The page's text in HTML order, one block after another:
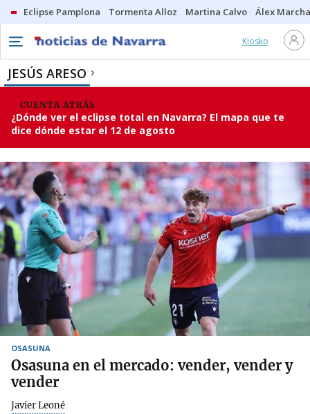
Eclipse Pamplona Tormenta Alloz Martina Calvo Álex
Kiosko
JESÚS ARESO
CUENTA ATRÁS
¿Dónde ver el eclipse total en Navarra? El mapa que te
dice dónde estar el 12 de agosto
OSASUNA
Osasuna en el mercado: vender, vender y
vender
Javier Leoné